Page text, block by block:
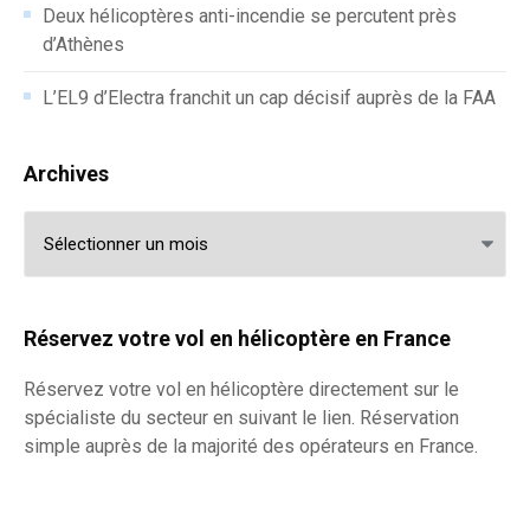
Deux hélicoptères anti-incendie se percutent près
d’Athènes
L’EL9 d’Electra franchit un cap décisif auprès de la FAA
Archives
Réservez votre vol en hélicoptère en France
Réservez votre vol en hélicoptère directement sur le
spécialiste du secteur en suivant le lien. Réservation
simple auprès de la majorité des opérateurs en France.